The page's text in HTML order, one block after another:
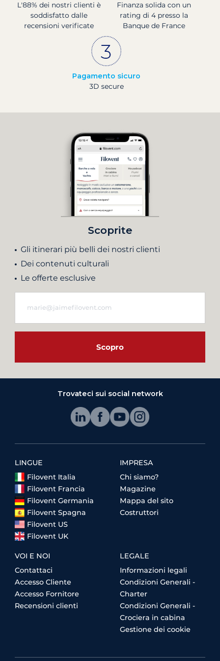
L'88% dei nostri clienti è
soddisfatto dalle
recensioni verificate
Finanza solida con un
rating di 4 presso la
Banque de France
Pagamento sicuro
3D secure
Scoprite
Gli itinerari più belli dei nostri clienti
Dei contenuti culturali
Le offerte esclusive
Scopro
Trovateci sui social network
LINGUE
Filovent Italia
Filovent Francia
Filovent Germania
Filovent Spagna
Filovent US
Filovent UK
IMPRESA
Chi siamo?
Magazine
Mappa del sito
Costruttori
VOI E NOI
Contattaci
Accesso Cliente
Accesso Fornitore
Recensioni clienti
LEGALE
Informazioni legali
Condizioni Generali -
Charter
Condizioni Generali -
Crociera in cabina
Gestione dei cookie